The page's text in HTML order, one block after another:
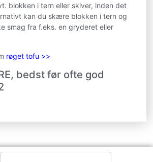
blokken i tern eller skiver, inden det
kan du skære blokken i tern og
smag fra f.eks. en gryderet eller
røget tofu >>
bedst før ofte god